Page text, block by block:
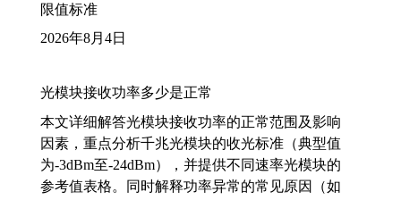
限值标准
2026年8月4日
光模块接收功率多少是正常
本文详细解答光模块接收功率的正常范围及影响
因素，重点分析千兆光模块的收光标准（典型值
为-3dBm至-24dBm），并提供不同速率光模块的
参考值表格。同时解释功率异常的常见原因（如